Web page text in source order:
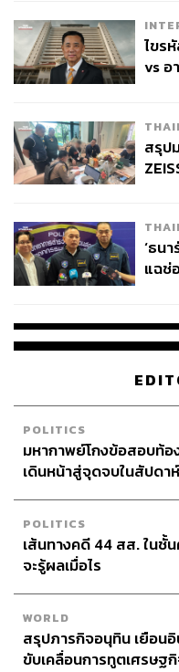
ไขร
vs อ
สรุป
จ่าย
‘ธน
แฉช่
POLITICS
มหากาพย์โกงข้อสอบท้อ
เดินหน้าสู่จุดจบในสัปดา
POLITICS
เส้นทางคดี 44 สส. ในชั้
จะรู้ผลเมื่อไร
WORLD
สรุปภารกิจอนุทิน เยือนอิ
ขับเคลื่อนการทูตเศรษฐ